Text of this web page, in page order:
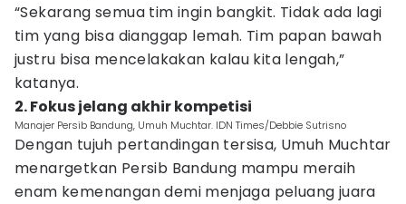
“Sekarang semua tim ingin bangkit. Tidak ada lagi
tim yang bisa dianggap lemah. Tim papan bawah
justru bisa mencelakakan kalau kita lengah,”
katanya.
2. Fokus jelang akhir kompetisi
Manajer Persib Bandung, Umuh Muchtar. IDN Times/Debbie Sutrisno
Dengan tujuh pertandingan tersisa, Umuh Muchtar
menargetkan Persib Bandung mampu meraih
enam kemenangan demi menjaga peluang juara